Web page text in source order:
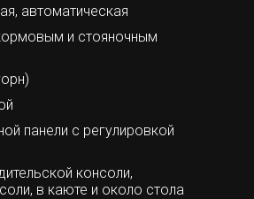
автоматическая
и стояночным
панели с регулировкой
консоли,
в каюте и около стола